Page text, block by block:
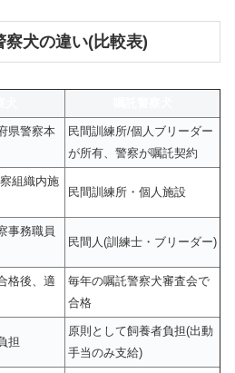
犬の違い(比較表)
県警察本
民間訓練所/個人ブリーダー
が所有、警察が嘱託契約
組織内施
民間訓練所・個人施設
事務職員
民間人(訓練士・ブリーダー)
格後、適
毎年の嘱託警察犬審査会で
合格
担
原則として飼養者負担(出動
手当のみ支給)